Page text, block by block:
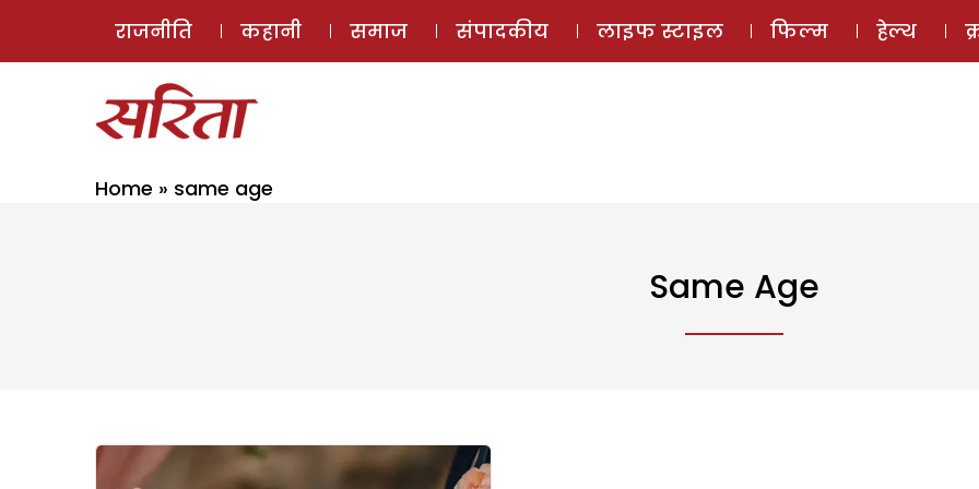
ई-मैगज़ीन
राजनीति कहानी समाज संपादकीय लाइफ स्टाइल फिल्म हेल्थ
Home » same age
Same Age